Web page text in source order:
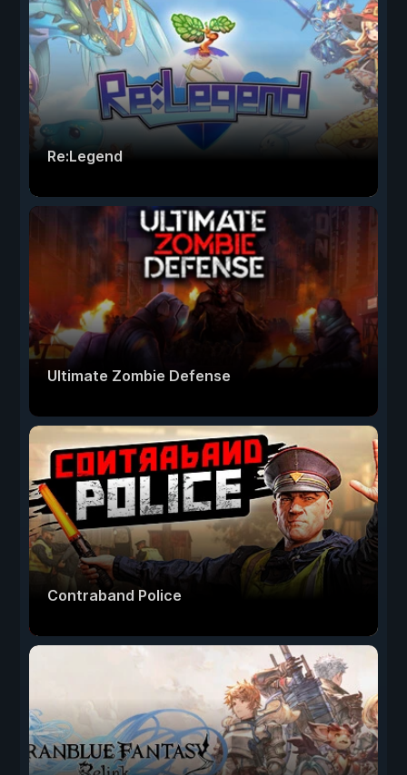
Re:Legend
Ultimate Zombie Defense
Contraband Police